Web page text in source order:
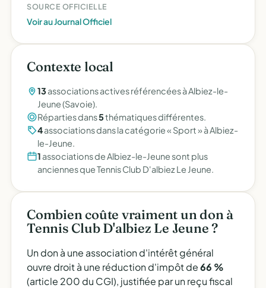
SOURCE OFFICIELLE
Voir au Journal Officiel
Contexte local
13associations actives référencées à Albiez-le-
Jeune (Savoie).
Réparties dans5thématiques différentes.
4associations dans la catégorie « Sport » à Albiez-
le-Jeune.
1 associations de Albiez-le-Jeune sont plus
anciennes que Tennis Club D'albiez Le Jeune.
Combien coûte vraiment un don à
Tennis Club D'albiez Le Jeune ?
Un don à une association d'intérêt général
ouvre droit à une réduction d'impôt de66 %
(article 200 du CGI), justifiée par un reçu fiscal